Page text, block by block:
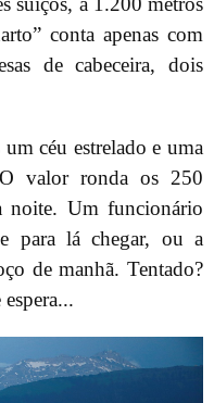
conta apenas com
de cabeceira, dois
céu estrelado e uma
valor ronda os 250
noite. Um funcionário
para lá chegar, ou a
de manhã. Tentado?